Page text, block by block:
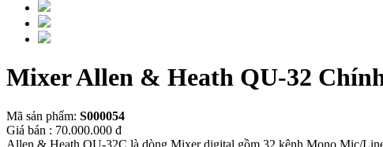
Mixer Allen & Heath QU-32
Mã sản phẩm: S000054
Giá bán : 70.000.000 đ
Allen & Heath QU-32C là dòng Mixer digital gồm 32 kênh Mono Mic/